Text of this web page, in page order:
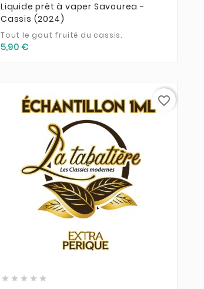
Liquide prêt à vaper Savourea -
Cassis (2024)
Tout le gout fruité du cassis.
5,90 €
  
    
favorite_border